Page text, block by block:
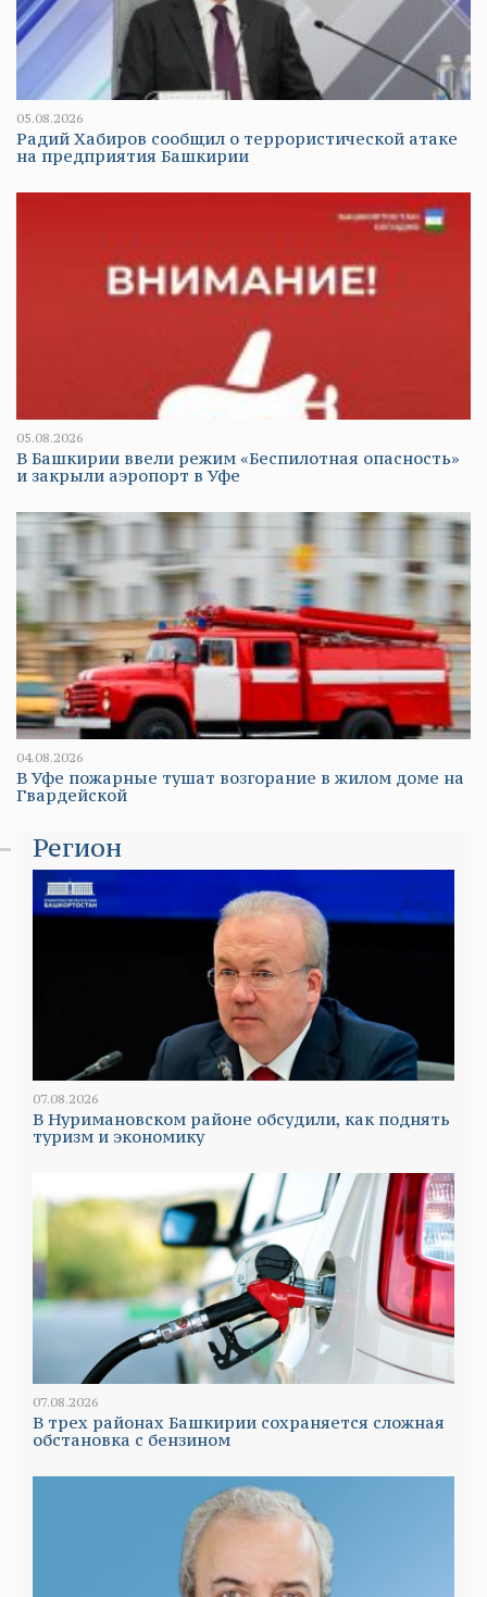
05.08.2026
Радий Хабиров сообщил о террористической атаке
на предприятия Башкирии
05.08.2026
В Башкирии ввели режим «Беспилотная опасность»
и закрыли аэропорт в Уфе
04.08.2026
В Уфе пожарные тушат возгорание в жилом доме на
Гвардейской
Регион
07.08.2026
В Нуримановском районе обсудили, как поднять
туризм и экономику
07.08.2026
В трех районах Башкирии сохраняется сложная
обстановка с бензином